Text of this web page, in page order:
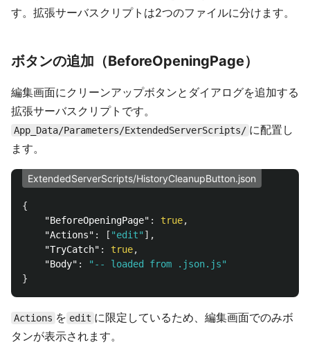
す。拡張サーバスクリプトは2つのファイルに分けます。
ボタンの追加（BeforeOpeningPage）
編集画面にクリーンアップボタンとダイアログを追加する
拡張サーバスクリプトです。
App_Data/Parameters/ExtendedServerScripts/ に配置し
ます。
ExtendedServerScripts/HistoryCleanupButton.json
{
"BeforeOpeningPage" : true,
"Actions" : [ "edit" ],
"TryCatch" : true,
"Body" :
"-- loaded from .json.js"
}
Actions を edit に限定しているため、編集画面でのみボ
タンが表示されます。